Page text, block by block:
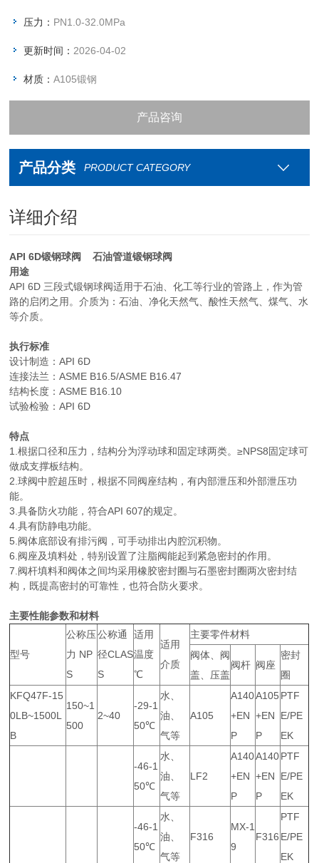
压力： PN1.0-32.0MPa
更新时间： 2026-04-02
材质：A105锻钢
产品咨询
资料下载
联系我们
产品分类 PRODUCT CATEGORY
详细介绍
API 6D锻钢球阀 石油管道锻钢球阀
用途
API 6D 三段式锻钢球阀适用于石油、化工等行业的管路上，作为管
路的启闭之用。介质为：石油、净化天然气、酸性天然气、煤气、水
等介质。
执行标准
设计制造：API 6D
连接法兰：ASME B16.5/ASME B16.47
结构长度：ASME B16.10
试验检验：API 6D
特点
1.根据口径和压力，结构分为浮动球和固定球两类。≥NPS8固定球可
做成支撑板结构。
2.球阀中腔超压时，根据不同阀座结构，有内部泄压和外部泄压功
能。
3.具备防火功能，符合API 607的规定。
4.具有防静电功能。
5.阀体底部设有排污阀，可手动排出内腔沉积物。
6.阀座及填料处，特别设置了注脂阀能起到紧急密封的作用。
7.阀杆填料和阀体之间均采用橡胶密封圈与石墨密封圈两次密封结
构，既提高密封的可靠性，也符合防火要求。
主要性能参数和材料
型号
公称压
力 NP
S
公称通
径CLAS
S
适用
温度
℃
适用
介质
主要零件材料
阀体、阀
盖、压盖
阀杆 阀座
密封
圈
KFQ47F-15
0LB~1500L
B
150~1
500
2~40
-29-1
50℃
水、
油、
气等
A105
A140
+EN
P
A105
+EN
P
PTF
E/PE
EK
-46-1
50℃
水、
油、
气等
LF2
A140
+EN
P
A140
+EN
P
PTF
E/PE
EK
-46-1
50℃
水、
油、
气等
F316
MX-1
9
F316
PTF
E/PE
EK